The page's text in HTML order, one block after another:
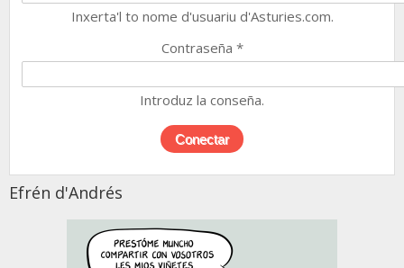
Inxerta'l to nome d'usuariu d'Asturies.com.
Contraseña *
Introduz la conseña.
Efrén d'Andrés